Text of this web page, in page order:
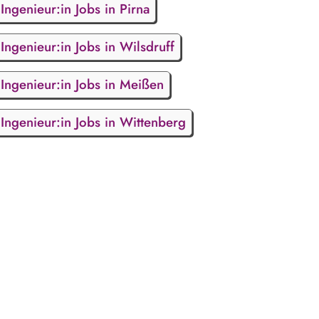
Ingenieur:in Jobs in Pirna
Ingenieur:in Jobs in Wilsdruff
Ingenieur:in Jobs in Meißen
Ingenieur:in Jobs in Wittenberg